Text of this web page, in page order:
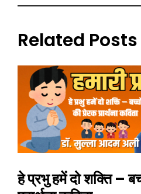
Related Posts
हे प्रभु हमें दो शक्ति –